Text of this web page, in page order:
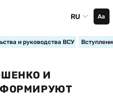
RU Аа
и руководства ВСУ
И